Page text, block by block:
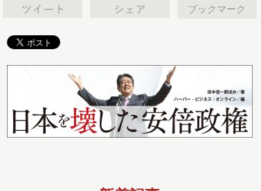
ブックマーク